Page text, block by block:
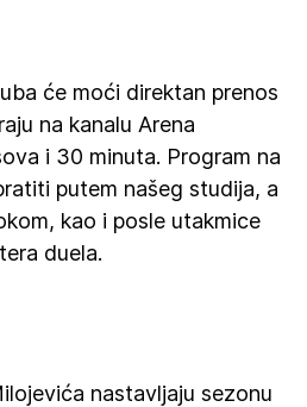
će moći direktan prenos
na kanalu Arena
i 30 minuta. Program na
putem našeg studija, a
kao i posle utakmice
duela.
nastavljaju sezonu